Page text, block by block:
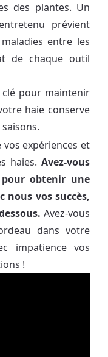
des plantes. Un
prévient
entre les
de chaque outil
pour maintenir
haie conserve
expériences et
haies. Avez-vous
obtenir une
nous vos succès,
Avez-vous
dans votre
impatience vos
!